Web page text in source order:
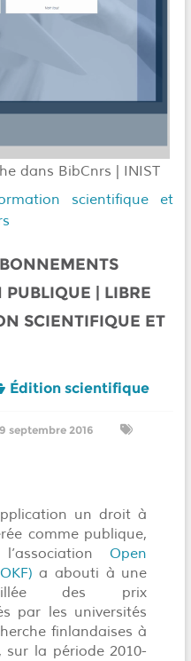
dans BibCnrs | INIST
scientifique et
| LIBRE
SCIENTIFIQUE ET
Édition scientifique
septembre 2016
un droit à
comme publique,
Open
a abouti à une
des prix
par les universités
finlandaises à
sur la période 2010-